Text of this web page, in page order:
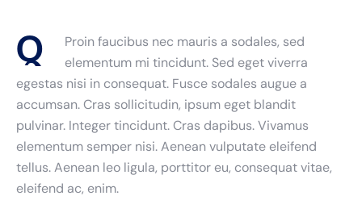
Q
Proin faucibus nec mauris a sodales, sed
elementum mi tincidunt. Sed eget viverra
egestas nisi in consequat. Fusce sodales augue a
accumsan. Cras sollicitudin, ipsum eget blandit
pulvinar. Integer tincidunt. Cras dapibus. Vivamus
elementum semper nisi. Aenean vulputate eleifend
tellus. Aenean leo ligula, porttitor eu, consequat vitae,
eleifend ac, enim.